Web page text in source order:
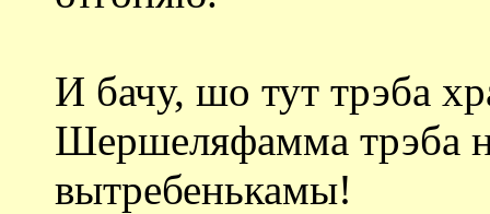
И бачу, шо тут трэба
Шершеляфамма трэба
вытребенькамы!